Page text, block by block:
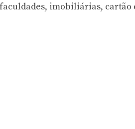
imobiliárias, cartão